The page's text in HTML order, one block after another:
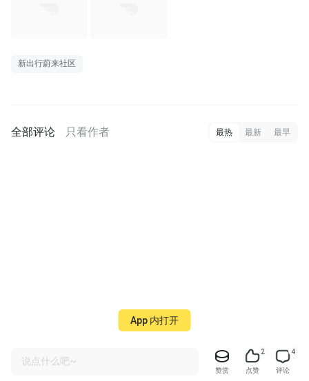
新出行蔚来社区
全部评论 只看作者 最热 最新 最早
说点什么吧~
赞赏
2
点赞
4
评论
App 内打开